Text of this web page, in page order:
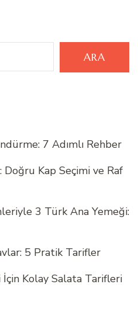
ARA
7 Adımlı Rehber
Kap Seçimi ve Raf
3 Türk Ana Yemeği:
5 Pratik Tarifler
Kolay Salata Tarifleri